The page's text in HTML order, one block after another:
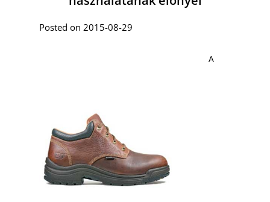
Posted on 2015-08-29
A